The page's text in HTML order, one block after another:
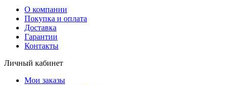
О компании
Покупка и оплата
Доставка
Гарантии
Контакты
Личный кабинет
Мои заказы